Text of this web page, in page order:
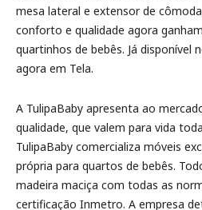
mesa lateral e extensor de
conforto e qualidade agora
quartinhos de bebês. Já disponível
agora em Tela.
A TulipaBaby apresenta ao
qualidade, que valem para vida
TulipaBaby comercializa móveis
própria para quartos de bebês.
madeira maciça com todas as
certificação Inmetro. A empresa